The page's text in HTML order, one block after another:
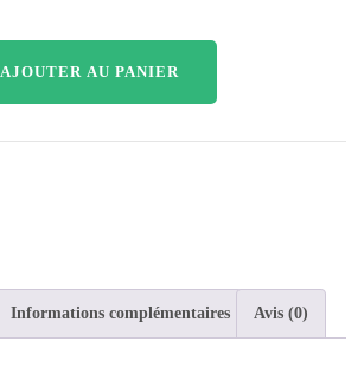
AJOUTER AU PANIER
Informations complémentaires Avis (0)